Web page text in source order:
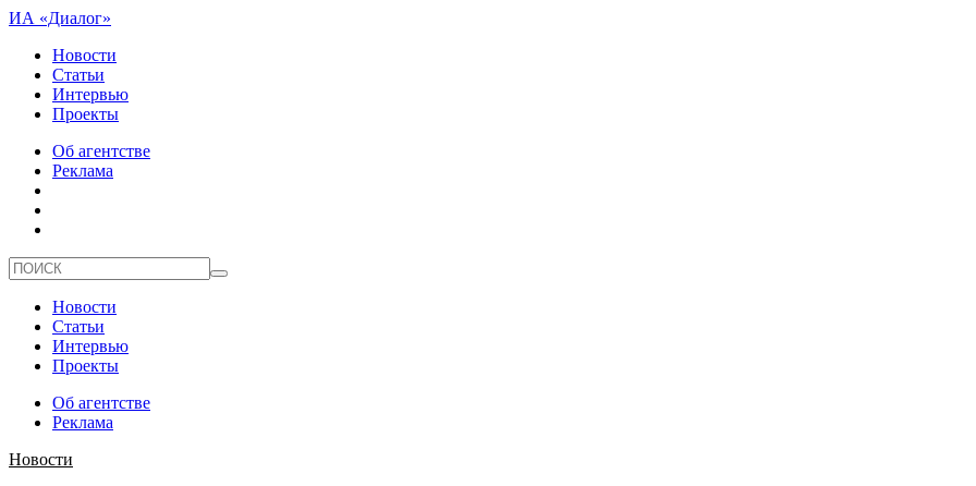
ИА «Диалог»
Новости
Статьи
Интервью
Проекты
Об агентстве
Реклама
Новости
Статьи
Интервью
Проекты
Об агентстве
Реклама
Новости